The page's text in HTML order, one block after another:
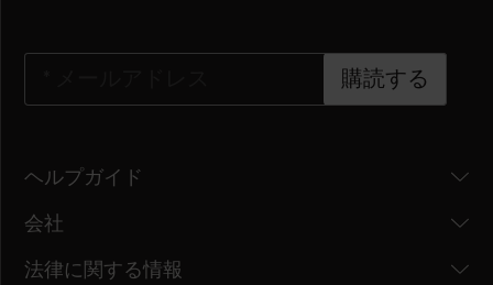
購読する
ヘルプガイド
会社
法律に関する情報